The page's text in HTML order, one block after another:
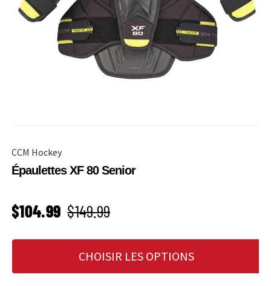
CCM Hockey
Épaulettes XF 80 Senior
PRIX SOLDÉ
$104.99 Prix habituel
$149.99
CHOISIR LES OPTIONS